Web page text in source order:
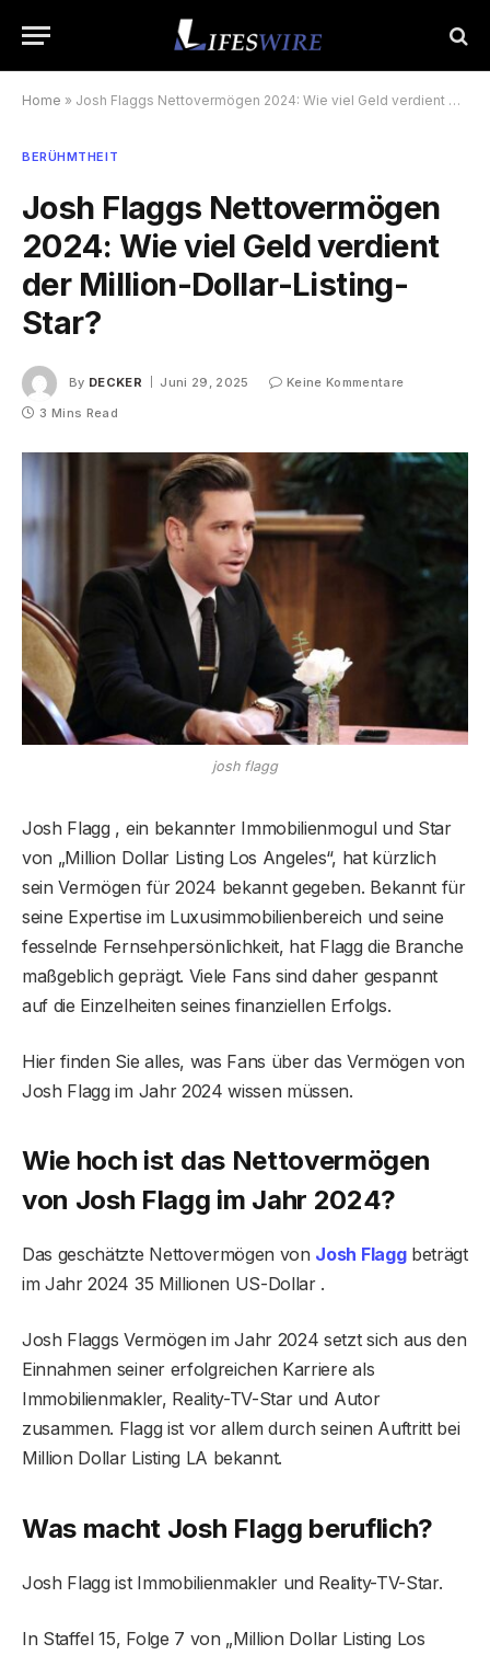
Home » Josh Flaggs Nettovermögen 2024: Wie viel Geld verdient der Million-Dollar-Listing-Star?
BERÜHMTHEIT
Josh Flaggs Nettovermögen
2024: Wie viel Geld verdient
der Million-Dollar-Listing-
Star?
By DECKER Juni 29, 2025
Keine Kommentare
3 Mins Read
josh flagg
Josh Flagg , ein bekannter Immobilienmogul und Star
von „Million Dollar Listing Los Angeles“, hat kürzlich
sein Vermögen für 2024 bekannt gegeben. Bekannt für
seine Expertise im Luxusimmobilienbereich und seine
fesselnde Fernsehpersönlichkeit, hat Flagg die Branche
maßgeblich geprägt. Viele Fans sind daher gespannt
auf die Einzelheiten seines finanziellen Erfolgs.
Hier finden Sie alles, was Fans über das Vermögen von
Josh Flagg im Jahr 2024 wissen müssen.
Wie hoch ist das Nettovermögen
von Josh Flagg im Jahr 2024?
Das geschätzte Nettovermögen von Josh Flaggbeträgt
im Jahr 2024 35 Millionen US-Dollar .
Josh Flaggs Vermögen im Jahr 2024 setzt sich aus den
Einnahmen seiner erfolgreichen Karriere als
Immobilienmakler, Reality-TV-Star und Autor
zusammen. Flagg ist vor allem durch seinen Auftritt bei
Million Dollar Listing LA bekannt.
Was macht Josh Flagg beruflich?
Josh Flagg ist Immobilienmakler und Reality-TV-Star.
In Staffel 15, Folge 7 von „Million Dollar Listing Los